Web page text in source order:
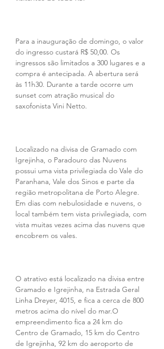
Para a inauguração de domingo, o valor
do ingresso custará R$ 50,00. Os
ingressos são limitados a 300 lugares e a
compra é antecipada. A abertura será
às 11h30. Durante a tarde ocorre um
sunset com atração musical do
saxofonista Vini Netto.
Localizado na divisa de Gramado com
Igrejinha, o Paradouro das Nuvens
possui uma vista privilegiada do Vale do
Paranhana, Vale dos Sinos e parte da
região metropolitana de Porto Alegre.
Em dias com nebulosidade e nuvens, o
local também tem vista privilegiada, com
vista muitas vezes acima das nuvens que
encobrem os vales.
O atrativo está localizado na divisa entre
Gramado e Igrejinha, na Estrada Geral
Linha Dreyer, 4015, e fica a cerca de 800
metros acima do nível do mar.O
empreendimento fica a 24 km do
Centro de Gramado, 15 km do Centro
de Igrejinha, 92 km do aeroporto de